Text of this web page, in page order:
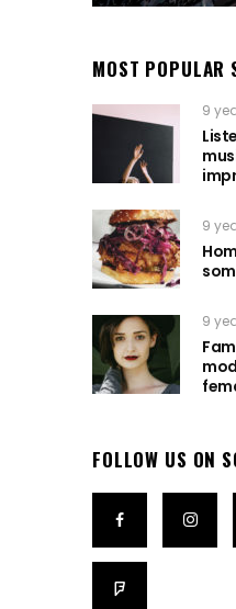
MOST POPULAR
9
9
9
FOLLOW US ON